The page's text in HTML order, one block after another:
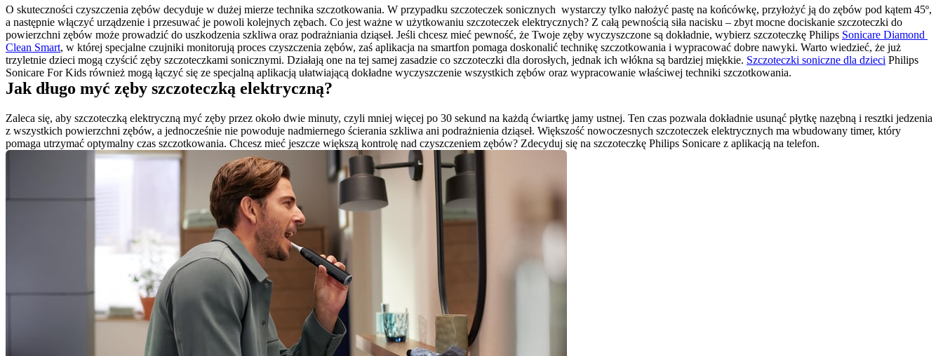
O skuteczności czyszczenia zębów decyduje w dużej mierze technika szczotkowania. W przypadku szczoteczek sonicznych  wystarczy tylko nałożyć pastę na końcówkę, przyłożyć ją do zębów pod kątem 45º,
a następnie włączyć urządzenie i przesuwać je powoli kolejnych zębach. Co jest ważne w użytkowaniu szczoteczek elektrycznych? Z całą pewnością siła nacisku – zbyt mocne dociskanie szczoteczki do
powierzchni zębów może prowadzić do uszkodzenia szkliwa oraz podrażniania dziąseł. Jeśli chcesz mieć pewność, że Twoje zęby wyczyszczone są dokładnie, wybierz szczoteczkę Philips Sonicare Diamond
Clean Smart, w której specjalne czujniki monitorują proces czyszczenia zębów, zaś aplikacja na smartfon pomaga doskonalić technikę szczotkowania i wypracować dobre nawyki. Warto wiedzieć, że już
trzyletnie dzieci mogą czyścić zęby szczoteczkami sonicznymi. Działają one na tej samej zasadzie co szczoteczki dla dorosłych, jednak ich włókna są bardziej miękkie. Szczoteczki soniczne dla dzieci Philips
Jak długo myć zęby szczoteczką elektryczną?
Zaleca się, aby szczoteczką elektryczną myć zęby przez około dwie minuty, czyli mniej więcej po 30 sekund na każdą ćwiartkę jamy ustnej. Ten czas pozwala dokładnie usunąć płytkę nazębną i resztki jedzenia
z wszystkich powierzchni zębów, a jednocześnie nie powoduje nadmiernego ścierania szkliwa ani podrażnienia dziąseł. Większość nowoczesnych szczoteczek elektrycznych ma wbudowany timer, który